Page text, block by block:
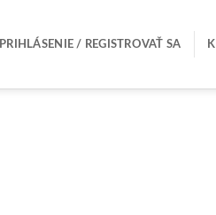
PRIHLÁSENIE / REGISTROVAŤ SA